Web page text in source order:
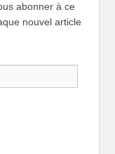
abonner à ce
nouvel article